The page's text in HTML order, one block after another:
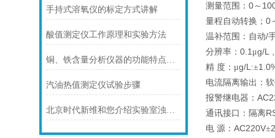
手持式溶氧仪的标定方式讲解
酸值测定仪工作原理和实验方法
铜、铁含量分析仪器的功能特点及优点概述
汽油热值测定仪试验步骤
北京时代新维和您介绍实验室浊度仪使用方法简述及注意事项
测量范围： 0～
量程自动转换； 0
温补范围：自动/
分辨率： 0.1 μg/L
精 度：μg/L:±
电流隔离输出：
报警继电器：
通讯接口：隔离
电 源： AC220V±